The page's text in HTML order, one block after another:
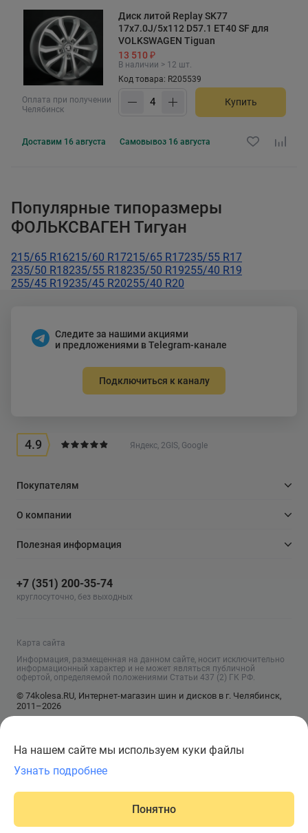
Оплата при получении
Челябинск
Диск литой Replay SK77
17x7.0J/5x112 D57.1 ET40 SF для
VOLKSWAGEN Tiguan
13 510 ₽
В наличии > 12 шт.
Код товара: R205539
Купить
Доставим 16 августа Самовывоз 16 августа
Популярные типоразмеры
ФОЛЬКСВАГЕН Тигуан
215/65 R16215/60 R17215/65 R17235/55 R17
235/50 R18235/55 R18235/50 R19255/40 R19
255/45 R19235/45 R20255/40 R20
Следите за нашими акциями
и предложениями в Telegram-канале
Подключиться к каналу
4.9 Яндекс, 2GIS, Google
Покупателям
О компании
Полезная информация
+7 (351) 200-35-74
круглосуточно, без выходных
Карта сайта
Информация, размещенная на данном сайте, носит исключительно
информационный характер и не может являться публичной
офертой, определяемой положениями Статьи 437 (2) ГК РФ.
© 74kolesa.RU, Интернет-магазин шин и дисков в г. Челябинск,
2011–2026
На нашем сайте мы используем куки файлы
Узнать подробнее
Понятно